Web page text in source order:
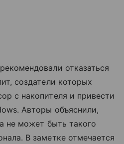
отказаться
создатели которых
с накопителя и привести
Авторы объяснили,
не может быть такого
В заметке отмечается